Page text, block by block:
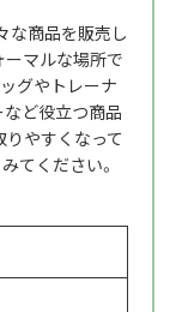
な商品を販売し
ーマルな場所で
グやトレーナ
など役立つ商品
りやすくなって
てください。